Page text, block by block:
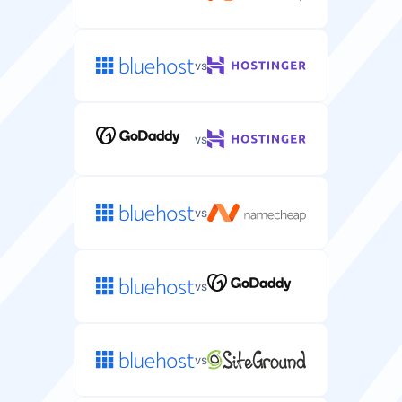
Dedikuotas IP
Pinigų grąžinimo garantija
Nemokamas domenas
vs
vs
vs
vs
vs